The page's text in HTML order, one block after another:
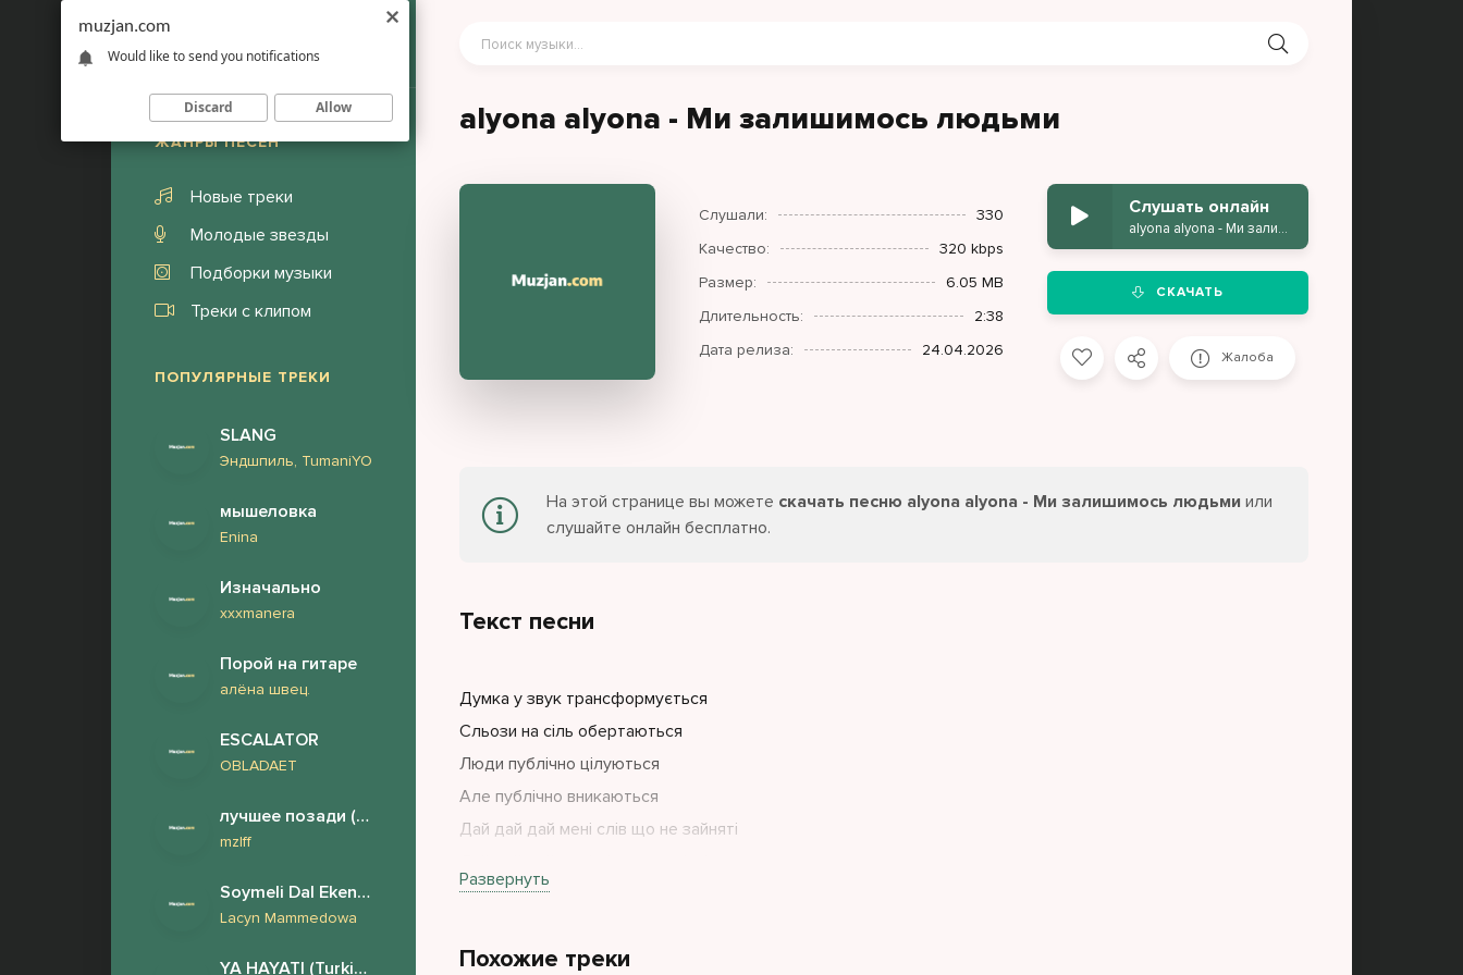
ЖАНРЫ ПЕСЕН
Новые треки
Молодые звезды
Подборки музыки
Треки с клипом
ПОПУЛЯРНЫЕ ТРЕКИ
SLANG
Эндшпиль, TumaniYO
мышеловка
Enina
Изначально
xxxmanera
Порой на гитаре
алёна швец.
ESCALATOR
OBLADAET
лучшее позади (Полная версия)
mzlff
Soymeli Dal Ekenim
Lacyn Mammedowa
YA HAYATI (Turkish Afrohouse)
alyona alyona - Ми залишимось людьми
Слушали:
330
Качество:
320 kbps
Размер:
6.05 MB
Длительность:
2:38
Дата релиза:
24.04.2026
Слушать онлайн
alyona alyona - Ми залишимось людьми
СКАЧАТЬ
Жалоба
На этой странице вы можете скачать песню alyona alyona - Ми залишимось людьми или
слушайте онлайн бесплатно.
Текст песни
Думка у звук трансформується
Сльози на сіль обертаються
Люди публічно цілуються
Але публічно вникаються
Дай дай дай мені слів що не зайняті
З часом все зникне навколо нас ким ми залишимось
Мы залишимось людьми
Развернуть
Похожие треки
muzjan.com
Would like to send you notifications
Discard Allow